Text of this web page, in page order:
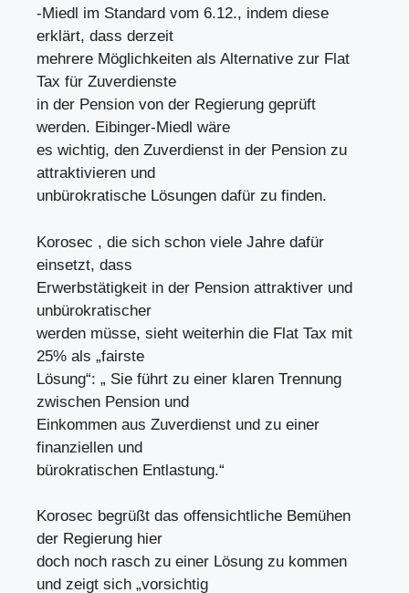
-Miedl im Standard vom 6.12., indem diese
erklärt, dass derzeit
mehrere Möglichkeiten als Alternative zur Flat
Tax für Zuverdienste
in der Pension von der Regierung geprüft
werden. Eibinger-Miedl wäre
es wichtig, den Zuverdienst in der Pension zu
attraktivieren und
unbürokratische Lösungen dafür zu finden.
Korosec , die sich schon viele Jahre dafür
einsetzt, dass
Erwerbstätigkeit in der Pension attraktiver und
unbürokratischer
werden müsse, sieht weiterhin die Flat Tax mit
25% als „fairste
Lösung“: „ Sie führt zu einer klaren Trennung
zwischen Pension und
Einkommen aus Zuverdienst und zu einer
finanziellen und
bürokratischen Entlastung.“
Korosec begrüßt das offensichtliche Bemühen
der Regierung hier
doch noch rasch zu einer Lösung zu kommen
und zeigt sich „vorsichtig